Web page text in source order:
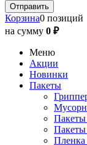
Корзина0 позиций
на сумму 0 ₽
Меню
Акции
Новинки
Пакеты
Пакеты
Пленка